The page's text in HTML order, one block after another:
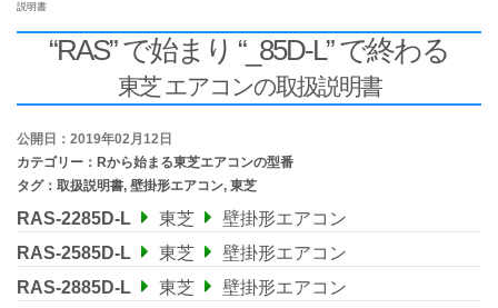
説明書
“RAS” で始まり “_85D-L” で終わる
東芝 エアコンの取扱説明書
公開日：2019年02月12日
カテゴリー： Rから始まる東芝エアコンの型番
タグ： 取扱説明書, 壁掛形エアコン, 東芝
RAS-2285D-L 東芝
壁掛形エアコン
RAS-2585D-L
東芝
壁掛形エアコン
RAS-2885D-L
東芝 壁掛形エアコン